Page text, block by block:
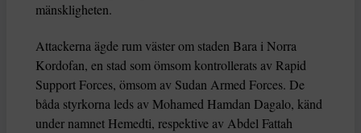
mänskligheten.
Attackerna ägde rum väster om staden Bara i Norra
Kordofan, en stad som ömsom kontrollerats av Rapid
Support Forces, ömsom av Sudan Armed Forces. De
båda styrkorna leds av Mohamed Hamdan Dagalo, känd
under namnet Hemedti, respektive av Abdel Fattah